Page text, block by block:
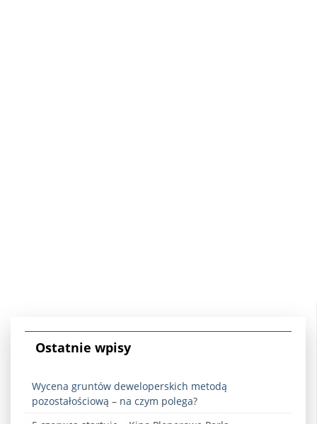
Ostatnie wpisy
Wycena gruntów deweloperskich metodą
pozostałościową – na czym polega?